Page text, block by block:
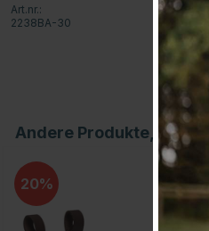
Art.nr.:
2238BA-30
Andere Produkte, die
20